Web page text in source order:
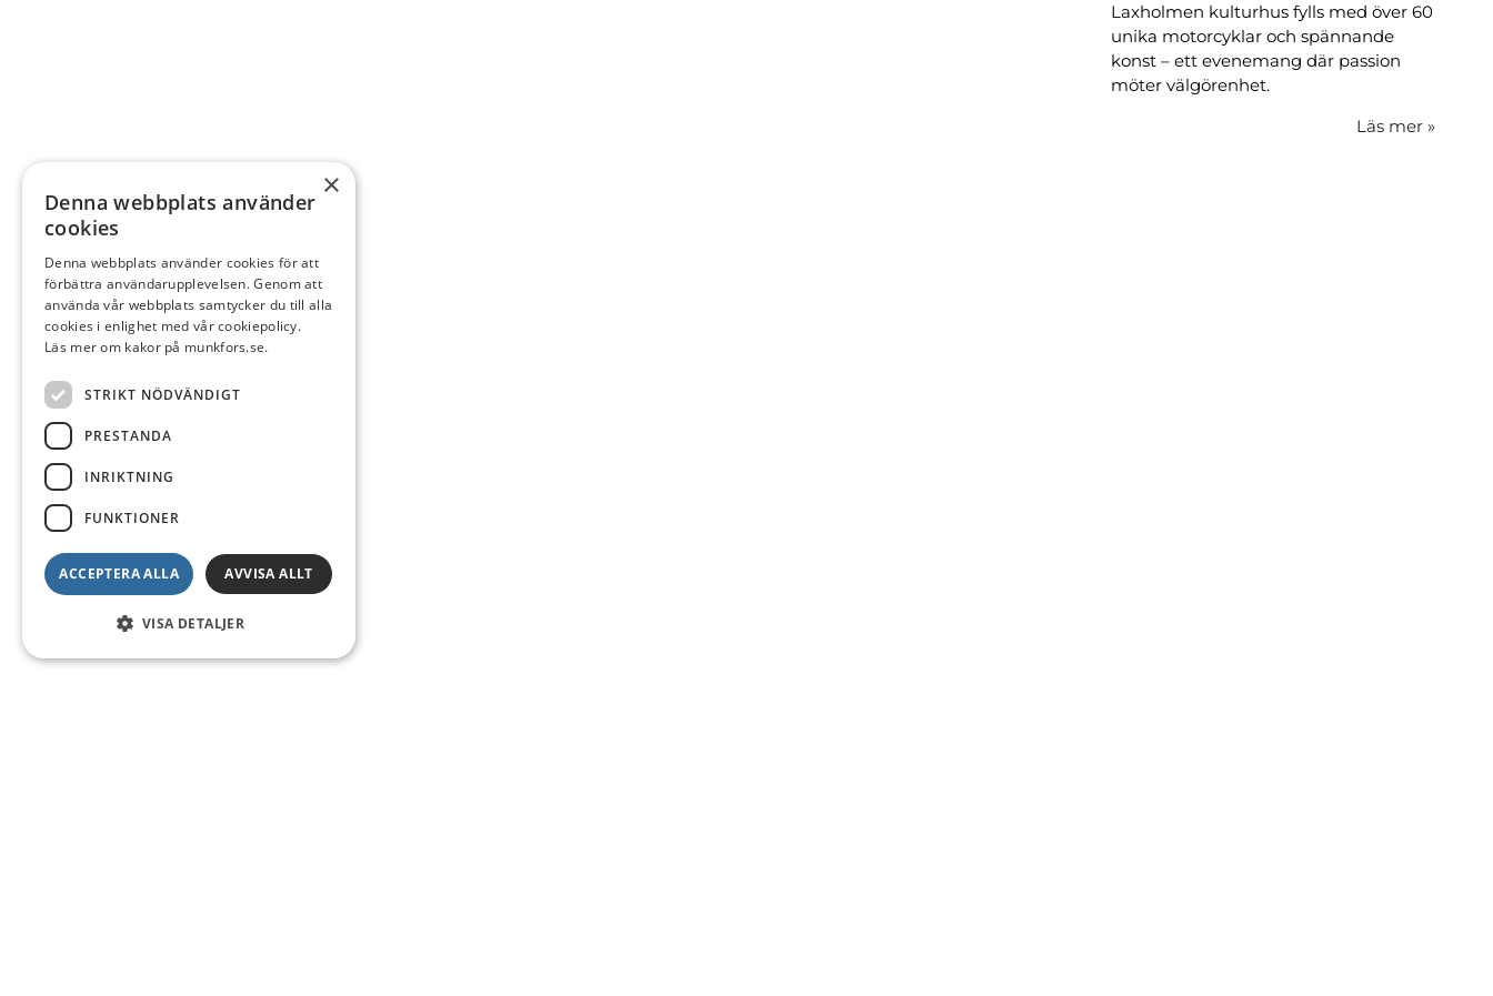
Laxholmen kulturhus fylls med över 60
unika motorcyklar och spännande
konst – ett evenemang där passion
möter välgörenhet.
Läs mer »
×
Denna webbplats använder
cookies
Denna webbplats använder cookies för att
förbättra användarupplevelsen. Genom att
använda vår webbplats samtycker du till alla
cookies i enlighet med vår cookiepolicy.
Läs mer om kakor på munkfors.se.
STRIKT NÖDVÄNDIGT
PRESTANDA
INRIKTNING
FUNKTIONER
ACCEPTERA ALLA AVVISA ALLT
VISA DETALJER